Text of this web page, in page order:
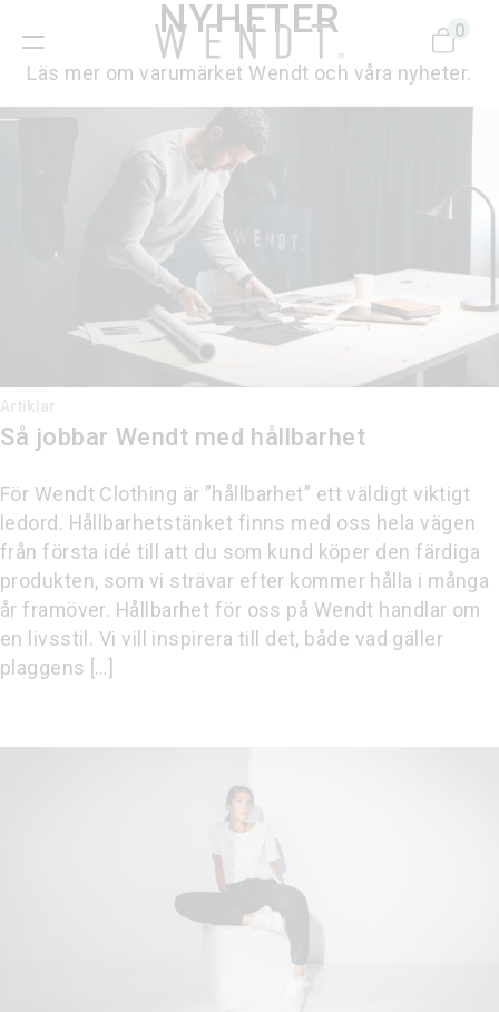
0
NYHETER
Läs mer om varumärket Wendt och våra nyheter.
Artiklar
Så jobbar Wendt med hållbarhet
För Wendt Clothing är ”hållbarhet” ett väldigt viktigt
ledord. Hållbarhetstänket finns med oss hela vägen
från första idé till att du som kund köper den färdiga
produkten, som vi strävar efter kommer hålla i många
år framöver. Hållbarhet för oss på Wendt handlar om
en livsstil. Vi vill inspirera till det, både vad gäller
plaggens […]